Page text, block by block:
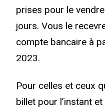
prises pour le
jours. Vous le
compte bancaire à
2023.
Pour celles et ceux
billet pour l’instant